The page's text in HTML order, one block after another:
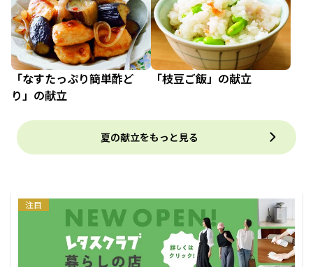
「なすたっぷり簡単酢ど
り」の献立
「枝豆ご飯」の献立
夏の献立をもっと見る
注目